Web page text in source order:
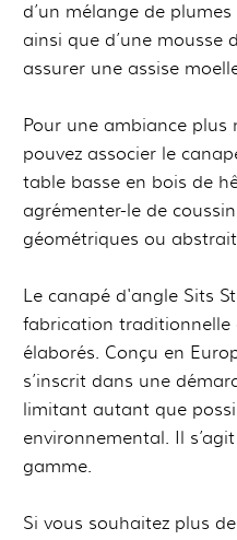
d’un mélange de
ainsi que d’une mousse
assurer une assise
Pour une ambiance plus
pouvez associer le
table basse en bois de
agrémenter-le de
géométriques ou
Le canapé d'angle Sits
fabrication traditionnelle
élaborés. Conçu en
s’inscrit dans une
limitant autant que
environnemental. Il
gamme.
Si vous souhaitez plus